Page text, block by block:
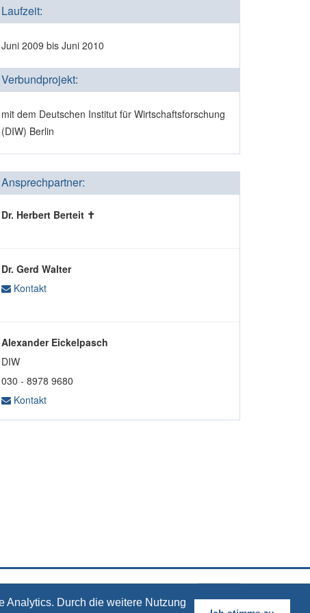
Analytics. Durch die weitere Nutzung
Laufzeit:
Juni 2009 bis Juni 2010
Verbundprojekt:
mit dem Deutschen Institut für Wirtschaftsforschung
(DIW) Berlin
Ansprechpartner:
Dr. Herbert Berteit ✝
Dr. Gerd Walter
Kontakt
Alexander Eickelpasch
DIW
030 - 8978 9680
Kontakt